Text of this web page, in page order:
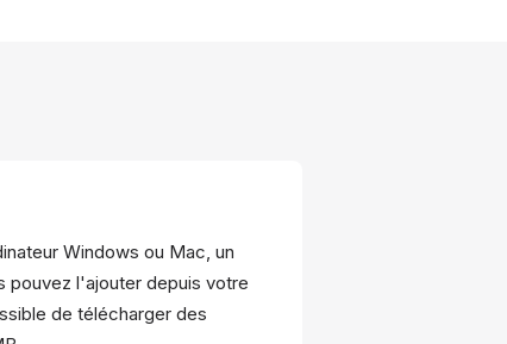
Windows ou Mac, un
pouvez l'ajouter depuis votre
de télécharger des